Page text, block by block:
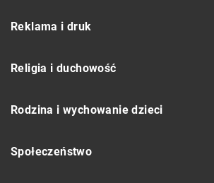
Reklama i druk
Religia i duchowość
Rodzina i wychowanie dzieci
Społeczeństwo